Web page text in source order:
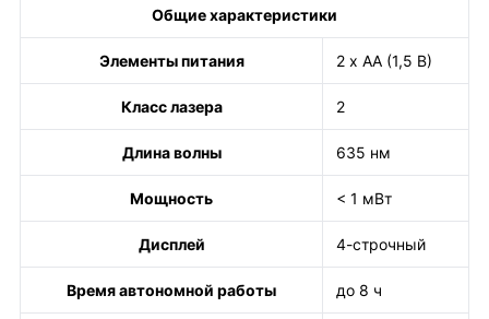
Общие характеристики
Элементы питания 2 х АА (1,5 В)
Класс лазера 2
Длина волны 635 нм
Мощность < 1 мВт
Дисплей 4-строчный
Время автономной работы до 8 ч